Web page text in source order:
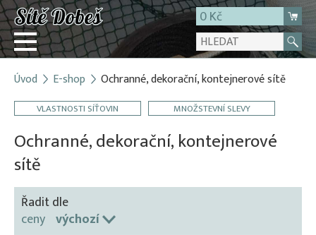
0 Kč
Přihlásit
Registrace
E-shop
O firmě
Úvod E-shop Ochranné, dekorační, kontejnerové sítě
VLASTNOSTI SÍŤOVIN MNOŽSTEVNÍ SLEVY
Ochranné, dekorační, kontejnerové
sítě
Řadit dle
ceny výchozí